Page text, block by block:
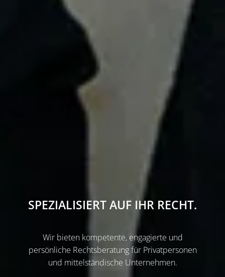
SPEZIALISIERT AUF IHR RECHT.
Wir bieten kompetente, engagierte und
persönliche Rechtsberatung für Privatpersonen
und mittelständische Unternehmen.